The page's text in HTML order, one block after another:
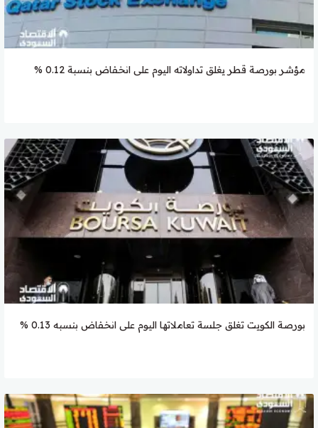
مؤشر بورصة قطر يغلق تداولاته اليوم على انخفاض بنسبة 0.12 %
بورصة الكويت تغلق جلسة تعاملاتها اليوم على انخفاض بنسبه 0.13 %